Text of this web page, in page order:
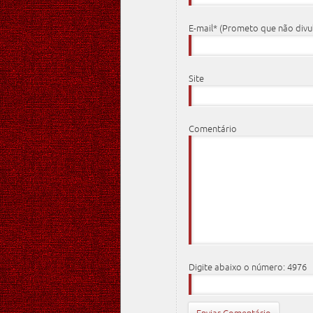
E-mail* (Prometo que não
Site
Comentário
Digite abaixo o número: 4976